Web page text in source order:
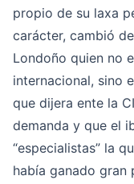
propio de su laxa
carácter, cambió
Londoño quien no
internacional, sino
que dijera ente la
demanda y que el
“especialistas” la
había ganado gran